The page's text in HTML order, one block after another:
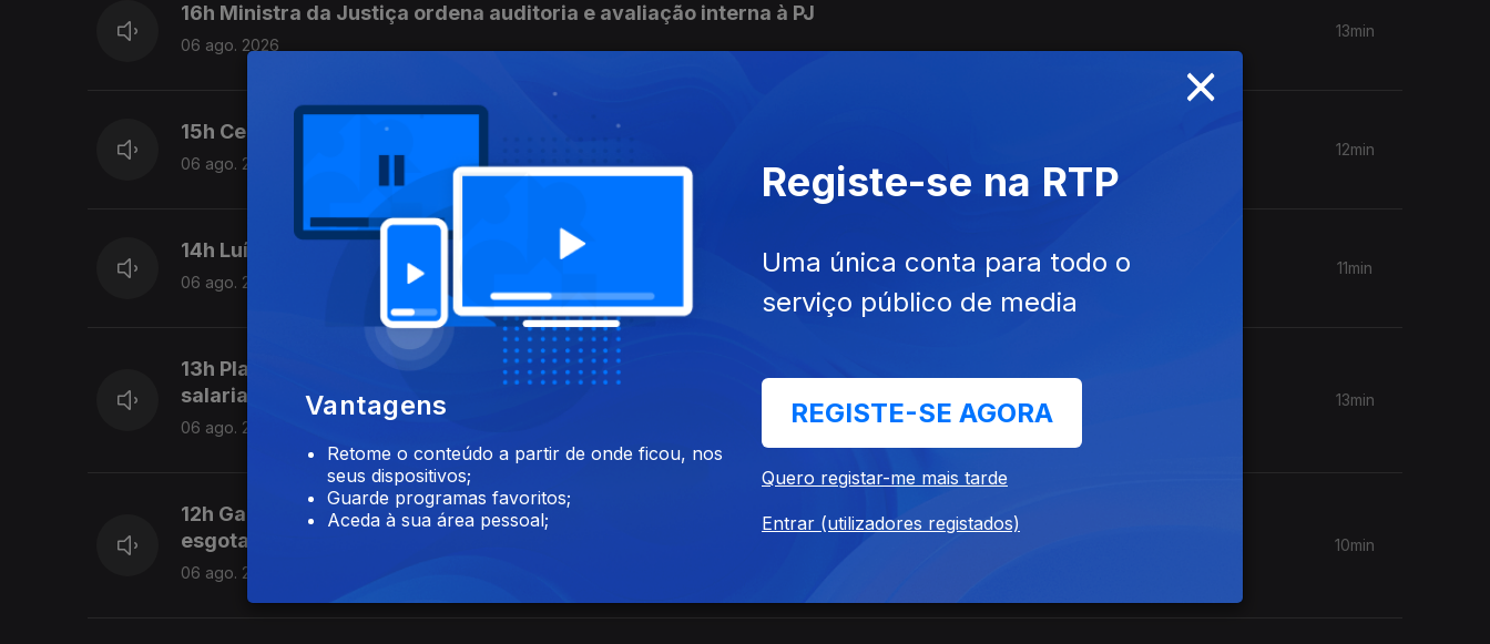
16h Ministra da Justiça ordena auditoria e avaliação interna à PJ
06 ago. 2026
13min
15h Ceuta ainda não voltou à normalidade diz responsável da região
06 ago. 2026
12min
14h Luís Neves vai ser julgado pelo Tribunal de Contas por infrações financeiras na PJ
06 ago. 2026
11min
13h Plataforma para os Direitos das Mulheres saúda penalizações para discriminação
salarial
06 ago. 2026
13min
12h Garrafas e latas sem o símbolo Volta vão poder continuar a ser vendidas até ao
esgotamento do stock
06 ago. 2026
10min
×
Vantagens
Retome o conteúdo a partir de onde ficou, nos
seus dispositivos;
Guarde programas favoritos;
Aceda à sua área pessoal;
Registe-se na RTP
Uma única conta para todo o
serviço público de media
REGISTE-SE AGORA
Quero registar-me mais tarde
Entrar (utilizadores registados)